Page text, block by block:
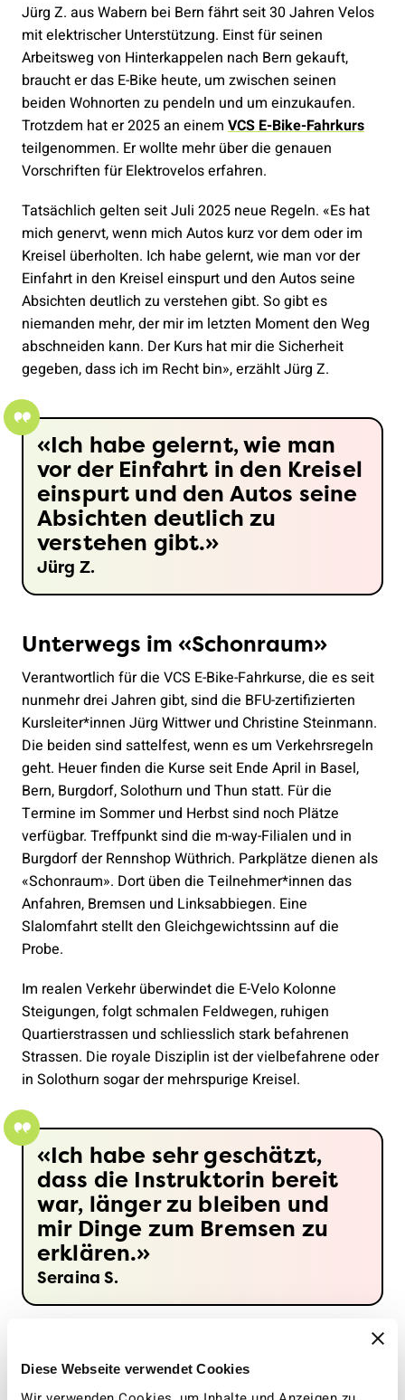
Diese Webseite verwendet Cookies
Jürg Z. aus Wabern bei Bern fährt seit 30 Jahren Velos
mit elektrischer Unterstützung. Einst für seinen
Arbeitsweg von Hinterkappelen nach Bern gekauft,
braucht er das E-Bike heute, um zwischen seinen
beiden Wohnorten zu pendeln und um einzukaufen.
Trotzdem hat er 2025 an einem VCS E-Bike-Fahrkurs
teilgenommen. Er wollte mehr über die genauen
Vorschriften für Elektrovelos erfahren.
Tatsächlich gelten seit Juli 2025 neue Regeln. «Es hat
mich genervt, wenn mich Autos kurz vor dem oder im
Kreisel überholten. Ich habe gelernt, wie man vor der
Einfahrt in den Kreisel einspurt und den Autos seine
Absichten deutlich zu verstehen gibt. So gibt es
niemanden mehr, der mir im letzten Moment den Weg
abschneiden kann. Der Kurs hat mir die Sicherheit
gegeben, dass ich im Recht bin», erzählt Jürg Z.
Ich habe gelernt, wie man
vor der Einfahrt in den Kreisel
einspurt und den Autos seine
Absichten deutlich zu
verstehen gibt.
Jürg Z.
Unterwegs im «Schonraum»
Verantwortlich für die VCS E-Bike-Fahrkurse, die es seit
nunmehr drei Jahren gibt, sind die BFU-zertifizierten
Kursleiter*innen Jürg Wittwer und Christine Steinmann.
Die beiden sind sattelfest, wenn es um Verkehrsregeln
geht. Heuer finden die Kurse seit Ende April in Basel,
Bern, Burgdorf, Solothurn und Thun statt. Für die
Termine im Sommer und Herbst sind noch Plätze
verfügbar. Treffpunkt sind die m-way-Filialen und in
Burgdorf der Rennshop Wüthrich. Parkplätze dienen als
«Schonraum». Dort üben die Teilnehmer*innen das
Anfahren, Bremsen und Linksabbiegen. Eine
Slalomfahrt stellt den Gleichgewichtssinn auf die
Probe.
Im realen Verkehr überwindet die E-Velo Kolonne
Steigungen, folgt schmalen Feldwegen, ruhigen
Quartierstrassen und schliesslich stark befahrenen
Strassen. Die royale Disziplin ist der vielbefahrene oder
in Solothurn sogar der mehrspurige Kreisel.
Ich habe sehr geschätzt,
dass die Instruktorin bereit
war, länger zu bleiben und
mir Dinge zum Bremsen zu
erklären.
Seraina S.
und bietet genügend Raum für offene Fragen. Seraina